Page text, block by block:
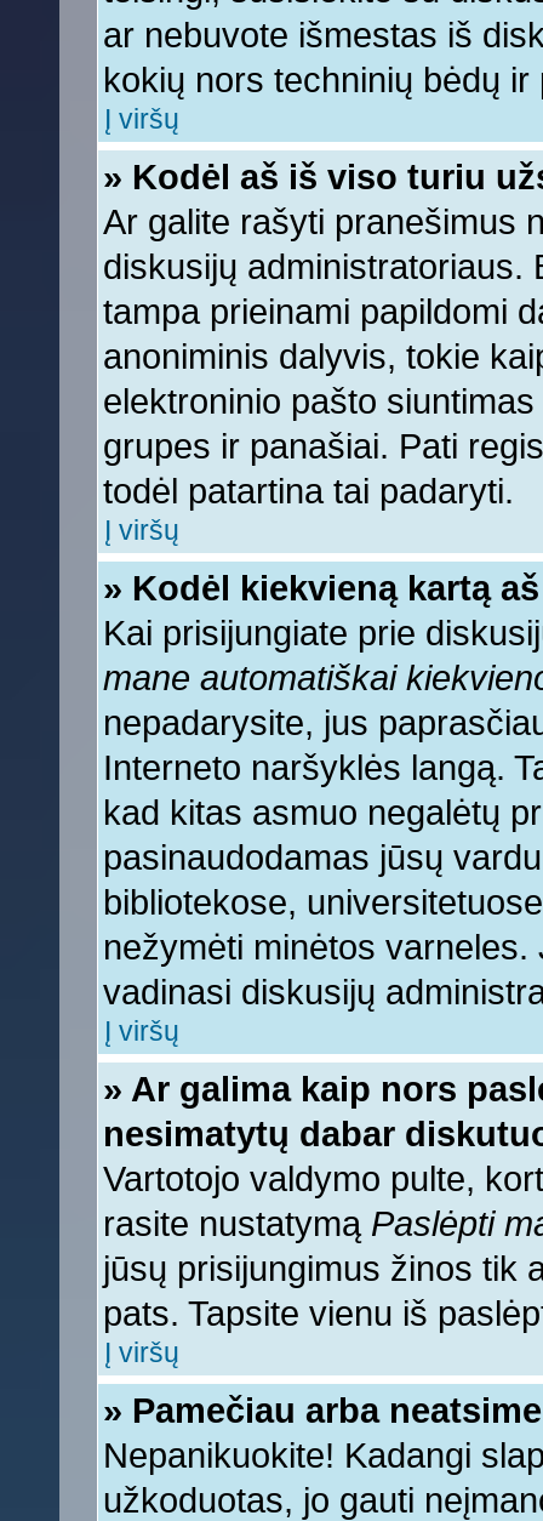
ar nebuvote išmestas iš
kokių nors techninių bėdų
Į viršų
» Kodėl aš iš viso turiu
Ar galite rašyti pranešimus
diskusijų administratoriaus.
tampa prieinami papildomi
anoniminis dalyvis, tokie
elektroninio pašto
grupes ir panašiai. Pati
todėl patartina tai padaryti.
Į viršų
» Kodėl kiekvieną kartą
Kai prisijungiate prie
mane automatiškai
nepadarysite, jus
Interneto naršyklės langą.
kad kitas asmuo negalėtų
pasinaudodamas jūsų
bibliotekose,
nežymėti minėtos
vadinasi diskusijų
Į viršų
» Ar galima kaip nors
nesimatytų dabar
Vartotojo valdymo pulte,
rasite nustatymą Paslėpti
jūsų prisijungimus žinos tik
pats. Tapsite vienu iš
Į viršų
» Pamečiau arba
Nepanikuokite! Kadangi
užkoduotas, jo gauti